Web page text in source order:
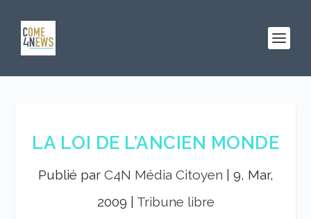
LA LOI DE L’ANCIEN MONDE
Publié par C4N Média Citoyen
9, Mar,
2009
Tribune libre